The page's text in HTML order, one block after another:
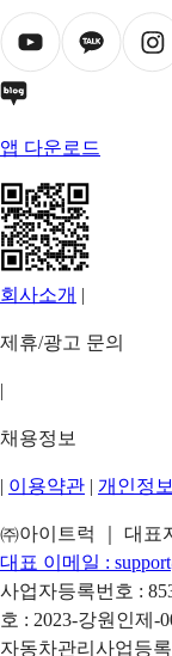
앱 다운로드
회사소개 |
제휴/광고 문의
|
채용정보
| 이용약관 | 개인정
㈜아이트럭 ｜ 대표
대표 이메일 :
사업자등록번호 :
호 : 2023-강원인제-
자동차관리사업등